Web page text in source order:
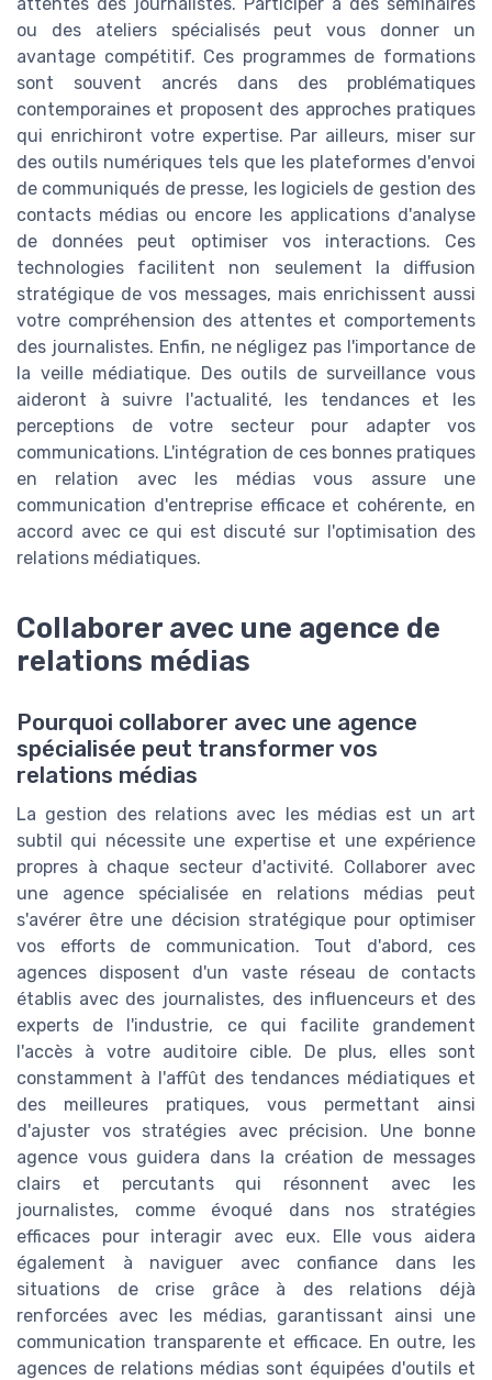
ou des ateliers spécialisés peut vous donner un
avantage compétitif. Ces programmes de formations
sont souvent ancrés dans des problématiques
contemporaines et proposent des approches pratiques
qui enrichiront votre expertise. Par ailleurs, miser sur
des outils numériques tels que les plateformes d'envoi
de communiqués de presse, les logiciels de gestion des
contacts médias ou encore les applications d'analyse
de données peut optimiser vos interactions. Ces
technologies facilitent non seulement la diffusion
stratégique de vos messages, mais enrichissent aussi
votre compréhension des attentes et comportements
des journalistes. Enfin, ne négligez pas l'importance de
la veille médiatique. Des outils de surveillance vous
aideront à suivre l'actualité, les tendances et les
perceptions de votre secteur pour adapter vos
communications. L'intégration de ces bonnes pratiques
en relation avec les médias vous assure une
communication d'entreprise efficace et cohérente, en
accord avec ce qui est discuté sur l'optimisation des
relations médiatiques.
Collaborer avec une agence de
relations médias
Pourquoi collaborer avec une agence
spécialisée peut transformer vos
relations médias
La gestion des relations avec les médias est un art
subtil qui nécessite une expertise et une expérience
propres à chaque secteur d'activité. Collaborer avec
une agence spécialisée en relations médias peut
s'avérer être une décision stratégique pour optimiser
vos efforts de communication. Tout d'abord, ces
agences disposent d'un vaste réseau de contacts
établis avec des journalistes, des influenceurs et des
experts de l'industrie, ce qui facilite grandement
l'accès à votre auditoire cible. De plus, elles sont
constamment à l'affût des tendances médiatiques et
des meilleures pratiques, vous permettant ainsi
d'ajuster vos stratégies avec précision. Une bonne
agence vous guidera dans la création de messages
clairs et percutants qui résonnent avec les
journalistes, comme évoqué dans nos stratégies
efficaces pour interagir avec eux. Elle vous aidera
également à naviguer avec confiance dans les
situations de crise grâce à des relations déjà
renforcées avec les médias, garantissant ainsi une
communication transparente et efficace. En outre, les
agences de relations médias sont équipées d'outils et